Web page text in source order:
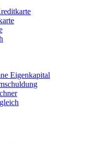
Eigenkapital